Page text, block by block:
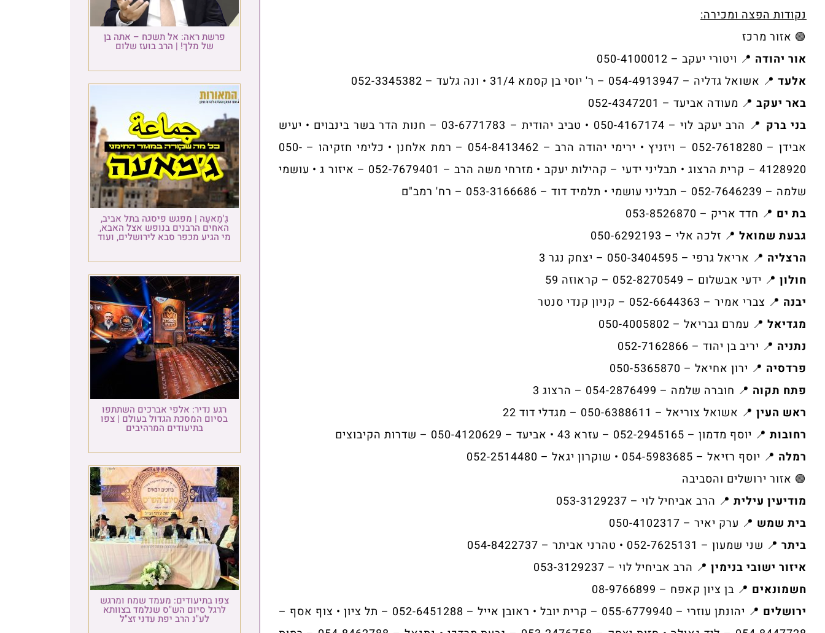
נקודות הפצה ומכירה:
🟢 אזור מרכז
אור יהודה 📍 ויטורי יעקב – 050-4100012
אלעד 📍 אשואל גדליה – 054-4913947 – ר' יוסי בן קסמא 31/4 • ונה גלעד – 052-3345382
באר יעקב 📍 מעודה אביעד – 052-4347201
בני ברק
📍 הרב יעקב לוי – 050-4167174 • טביב יהודית – 03-6771783 – חנות הדר בשר בינבוים • יעיש
אבידן – 052-7618280 – ויזניץ • ירימי יהודה הרב – 054-8413462 – רמת אלחנן • כלימי חזקיהו – 050-
4128920 – קרית הרצוג • תבליני ידעי – קהילות יעקב • מזרחי משה הרב – 052-7679401 – איזור ג • עושמי
שלמה – 052-7646239 – תבליני עושמי • תלמיד דוד – 053-3166686 – רח' רמב"ם
בת ים 📍 חדד אריק – 053-8526870
גבעת שמואל 📍 זלכה אלי – 050-6292193
הרצליה 📍 אריאל גרפי – 050-3404595 – יצחק נגר 3
חולון 📍 ידעי אבשלום – 052-8270549 – קראוזה 59
יבנה 📍 צברי אמיר – 052-6644363 – קניון קנדי סנטר
מגדיאל 📍 עמרם גבריאל – 050-4005802
נתניה 📍 יריב בן יהוד – 052-7162866
פרדסיה 📍 ירון אחיאל – 050-5365870
פתח תקוה 📍 חוברה שלמה – 054-2876499 – הרצוג 3
ראש העין 📍 אשואל צוריאל – 050-6388611 – מגדלי דוד 22
רחובות 📍 יוסף מדמון – 052-2945165 – עזרא 43 • אביעד – 050-4120629 – שדרות הקיבוצים
רמלה 📍 יוסף רזיאל – 054-5983685 • שוקרון יגאל – 052-2514480
🟢 אזור ירושלים והסביבה
מודיעין עילית 📍 הרב אביחיל לוי – 053-3129237
בית שמש 📍 ערק יאיר – 050-4102317
ביתר 📍 שני שמעון – 052-7625131 • טהרני אביתר – 054-8422737
איזור ישובי בנימין 📍 הרב אביחיל לוי – 053-3129237
חשמונאים 📍 בן ציון קאפח – 08-9766899
ירושלים
📍 יהונתן עוזרי – 055-6779940 – קרית יובל • ראובן אייל – 052-6451288 – תל ציון • צוף אסף –
פרשת ראה: אל תשכח – אתה בן
של מלך! | הרב בועז שלום
גַ'מַאעַה | מפגש פיסגה בתל אביב,
האחים הרבנים בנופש אצל האבא,
מי הגיע מכפר סבא לירושלים, ועוד
רגע נדיר: אלפי אברכים השתתפו
בסיום המסכת הגדול בעולם | צפו
בתיעודים המרהיבים
צפו בתיעודים: מעמד שמח ומרגש
לרגל סיום הש"ס שנלמד בצוותא
לע"נ הרב יפת עדני זצ"ל